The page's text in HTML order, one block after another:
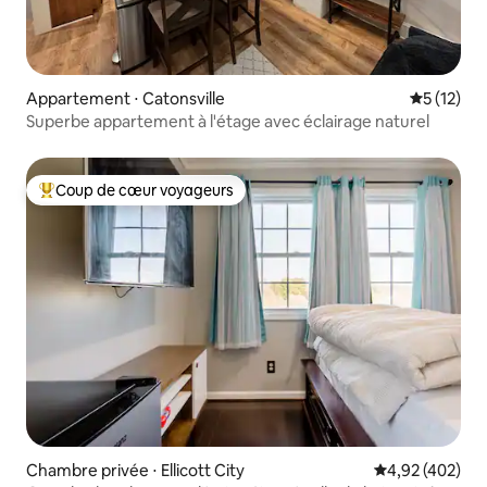
Appartement ⋅ Catonsville
5 (12)
Superbe appartement à l'étage avec éclairage naturel
Coups de cœur voyageurs les plus appréciés
Coup de cœur voyageurs
Chambre privée ⋅ Ellicott City Évaluation
4,92 (402)